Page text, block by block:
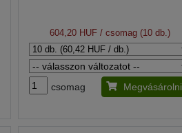
604,20 HUF/ csomag (10 db.)
csomag Megvásárolni